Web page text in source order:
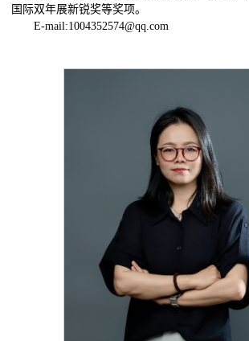
国际双年展新锐奖等奖项。
E-mail:1004352574@qq.com